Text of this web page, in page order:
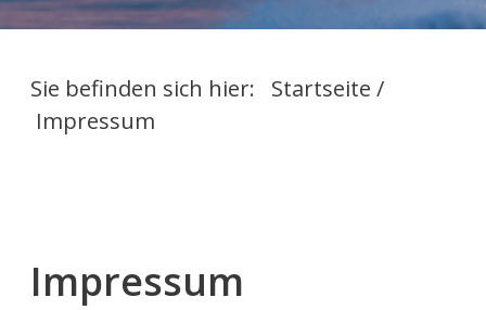
Sie befinden sich hier: Startseite /
Impressum
Impressum